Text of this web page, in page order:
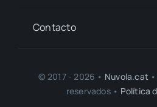
Contacto
© 2017 - 2026 • Nuvola.cat
reservados • Política